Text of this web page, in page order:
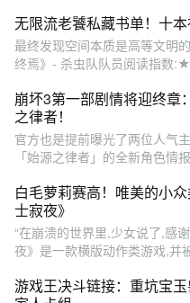
无限流老饕私藏书单！十
最终发现空间本质是高等文明
终焉》- 杀虫队队员阅读指
崩坏3第一部剧情将迎终章
之律者！
官方也是提前曝光了两位人气
「始源之律者」的全新角色情
白毛萝莉赛高！唯美的小
士寂夜》
“在崩溃的世界里,少女说了,感
夜》是一款横版动作类游戏,并
游戏王决斗链接：重坑宝